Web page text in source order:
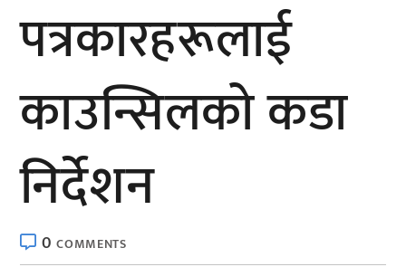
पत्रकारहरूलाई
काउन्सिलको कडा
निर्देशन
0COMMENTS